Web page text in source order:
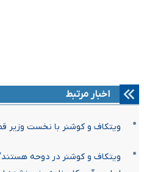
اخبار مرتبط
ویتکاف و کوشنر با نخست وزیر
ویتکاف و کوشنر در دوحه